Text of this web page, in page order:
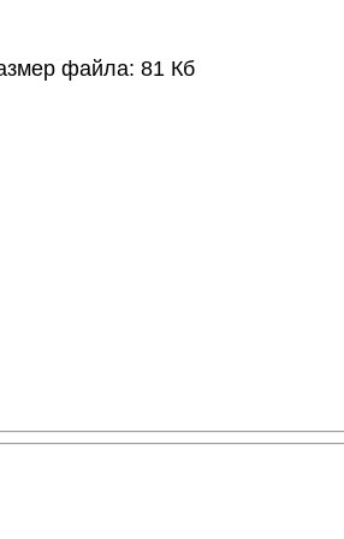
файла: 81 Кб